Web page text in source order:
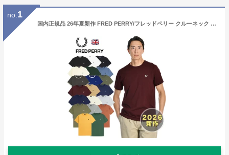
no. 1
国内正規品 26年夏新作 FRED PERRY/フレッドペリー クルーネック リンガーTシャツ RINGER T-SHIRT M3519[ ラッピング無料 無料ラッピング 半袖 Tシャツ ワンポイント 刺繍 コットン リラックス 定番 スタンダード シンプル おしゃれ かっこいい 大人 プレゼント]